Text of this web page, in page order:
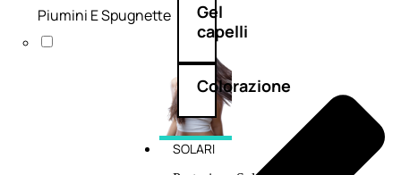
Gel
capelli
Colorazione
SOLARI
Piumini E Spugnette